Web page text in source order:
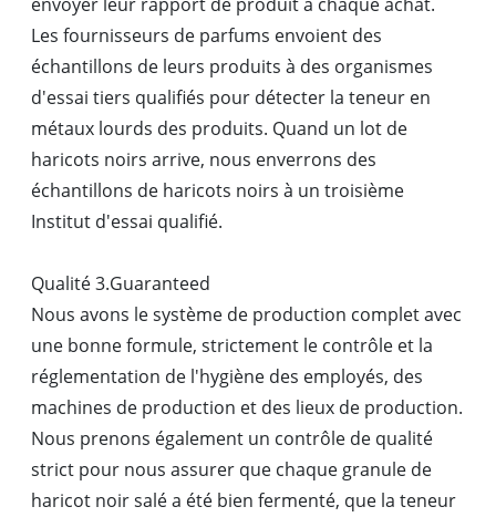
Les fournisseurs de parfums envoient des
échantillons de leurs produits à des organismes
d'essai tiers qualifiés pour détecter la teneur en
métaux lourds des produits. Quand un lot de
haricots noirs arrive, nous enverrons des
échantillons de haricots noirs à un troisième
Institut d'essai qualifié.
Qualité 3.Guaranteed
Nous avons le système de production complet avec
une bonne formule, strictement le contrôle et la
réglementation de l'hygiène des employés, des
machines de production et des lieux de production.
Nous prenons également un contrôle de qualité
strict pour nous assurer que chaque granule de
haricot noir salé a été bien fermenté, que la teneur